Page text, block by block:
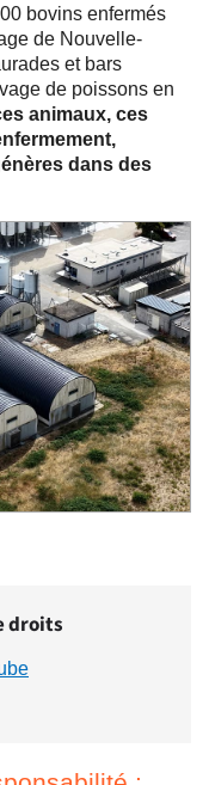
bovins enfermés
de Nouvelle-
et bars
de poissons en
animaux, ces
dans des
droits